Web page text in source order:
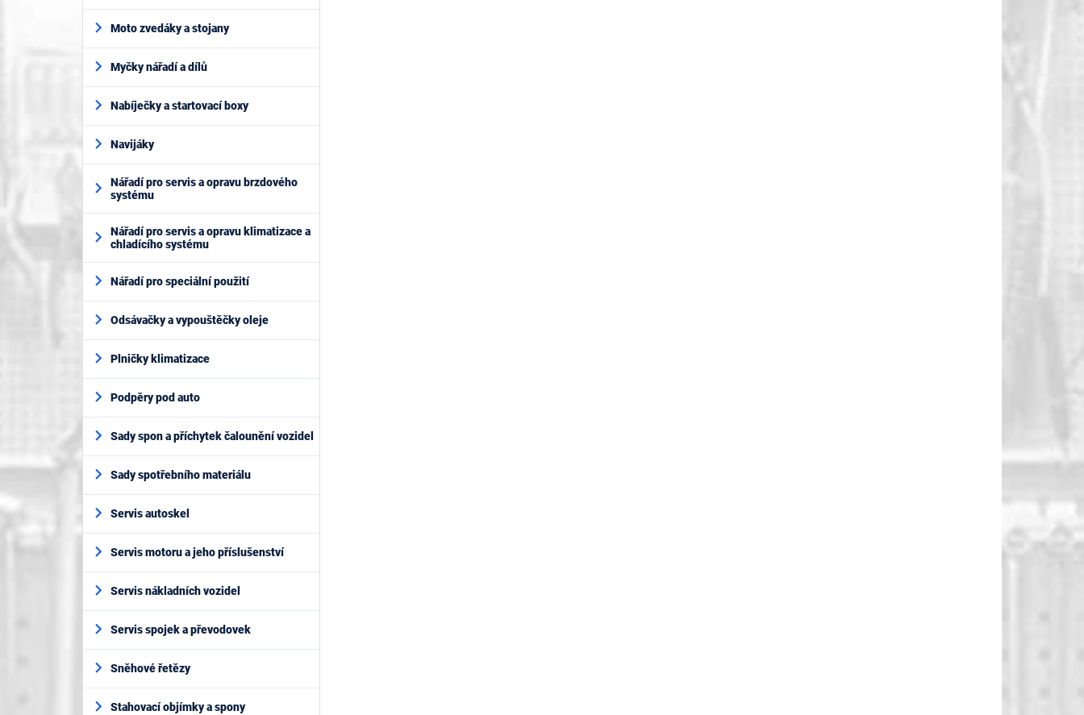
Moto zvedáky a stojany
Myčky nářadí a dílů
Nabíječky a startovací boxy
Navijáky
Nářadí pro servis a opravu brzdového
systému
Nářadí pro servis a opravu klimatizace a
chladícího systému
Nářadí pro speciální použití
Odsávačky a vypouštěčky oleje
Plničky klimatizace
Podpěry pod auto
Sady spon a příchytek čalounění vozidel
Sady spotřebního materiálu
Servis autoskel
Servis motoru a jeho příslušenství
Servis nákladních vozidel
Servis spojek a převodovek
Sněhové řetězy
Stahovací objímky a spony